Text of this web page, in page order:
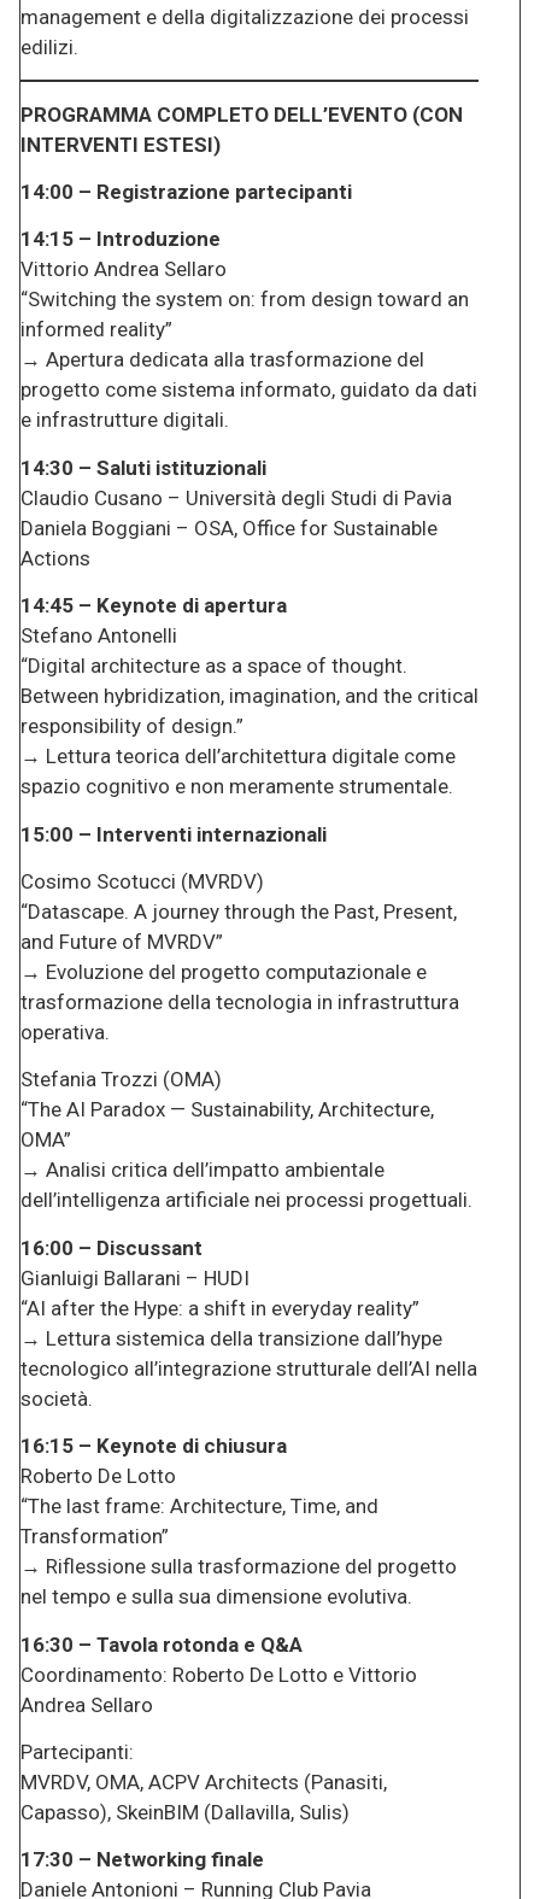
management e della digitalizzazione dei processi
edilizi.
PROGRAMMA COMPLETO DELL’EVENTO (CON
INTERVENTI ESTESI)
14:00 – Registrazione partecipanti
14:15 – Introduzione
Vittorio Andrea Sellaro
“Switching the system on: from design toward an
informed reality”
→ Apertura dedicata alla trasformazione del
progetto come sistema informato, guidato da dati
e infrastrutture digitali.
14:30 – Saluti istituzionali
Claudio Cusano – Università degli Studi di Pavia
Daniela Boggiani – OSA, Office for Sustainable
Actions
14:45 – Keynote di apertura
Stefano Antonelli
“Digital architecture as a space of thought.
Between hybridization, imagination, and the critical
responsibility of design.”
→ Lettura teorica dell’architettura digitale come
spazio cognitivo e non meramente strumentale.
15:00 – Interventi internazionali
Cosimo Scotucci (MVRDV)
“Datascape. A journey through the Past, Present,
and Future of MVRDV”
→ Evoluzione del progetto computazionale e
trasformazione della tecnologia in infrastruttura
operativa.
Stefania Trozzi (OMA)
“The AI Paradox — Sustainability, Architecture,
OMA”
→ Analisi critica dell’impatto ambientale
dell’intelligenza artificiale nei processi progettuali.
16:00 – Discussant
Gianluigi Ballarani – HUDI
“AI after the Hype: a shift in everyday reality”
→ Lettura sistemica della transizione dall’hype
tecnologico all’integrazione strutturale dell’AI nella
società.
16:15 – Keynote di chiusura
Roberto De Lotto
“The last frame: Architecture, Time, and
Transformation”
→ Riflessione sulla trasformazione del progetto
nel tempo e sulla sua dimensione evolutiva.
16:30 – Tavola rotonda e Q&A
Coordinamento: Roberto De Lotto e Vittorio
Andrea Sellaro
Partecipanti:
MVRDV, OMA, ACPV Architects (Panasiti,
Capasso), SkeinBIM (Dallavilla, Sulis)
17:30 – Networking finale
Daniele Antonioni – Running Club Pavia